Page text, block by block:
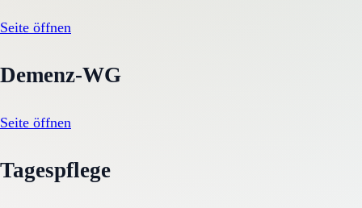
Seite öffnen
Demenz-WG
Seite öffnen
Tagespflege